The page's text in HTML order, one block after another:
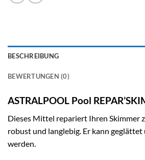
BESCHREIBUNG
BEWERTUNGEN (0)
ASTRALPOOL Pool
Dieses Mittel repariert Ihren Skimmer
robust und langlebig. Er kann geglättet
werden.